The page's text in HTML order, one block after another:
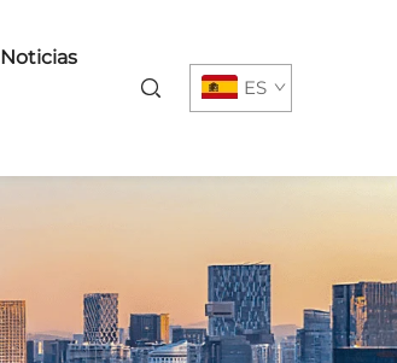
Noticias
ES